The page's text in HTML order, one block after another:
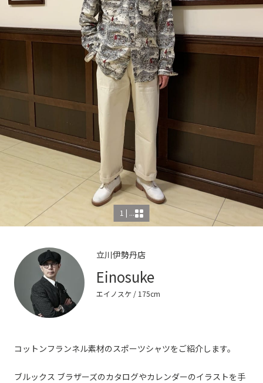
1 | ...
立川伊勢丹店
Einosuke
エイノスケ/ 175cm
コットンフランネル素材のスポーツシャツをご紹介します。
ブルックス ブラザーズのカタログやカレンダーのイラストを手